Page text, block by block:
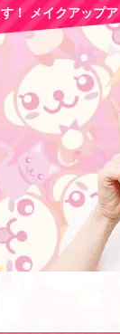
！ メイクアップア